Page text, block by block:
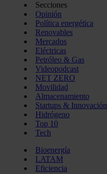
Secciones
Opinión
Política energética
Renovables
Mercados
Eléctricas
Petróleo & Gas
Videopodcast
NET ZERO
Movilidad
Almacenamiento
Startups & Innovación
Hidrógeno
Top 10
Tech
Bioenergía
LATAM
Eficiencia